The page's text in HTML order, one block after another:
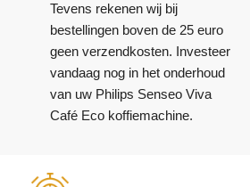
Tevens rekenen wij bij
bestellingen boven de 25 euro
geen verzendkosten. Investeer
vandaag nog in het onderhoud
van uw Philips Senseo Viva
Café Eco koffiemachine.